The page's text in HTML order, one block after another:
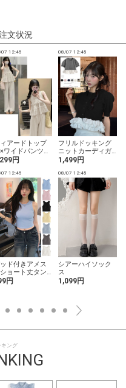
文状況
07 12:45
アードトップ
ワイドパンツセ
アップ
円
08/07 12:45
フリルドッキング
ニットカーディガ
ン
1,499円
07 12:45
ド付きアメス
ョート丈タン
ップ
円
08/07 12:45
シアーハイソック
ス
1,099円
キング